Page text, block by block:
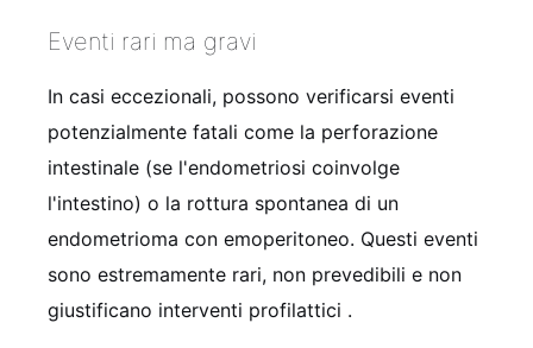
Eventi rari ma gravi
In casi eccezionali, possono verificarsi eventi
potenzialmente fatali come la perforazione
intestinale (se l'endometriosi coinvolge
l'intestino) o la rottura spontanea di un
endometrioma con emoperitoneo. Questi eventi
sono estremamente rari, non prevedibili e non
giustificano interventi profilattici .